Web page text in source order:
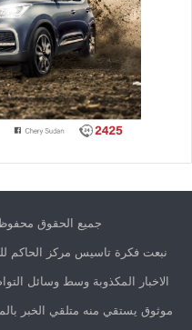
جميع الحقوق محفوظة
نبعت فكرة تاسيس مركز الحاكم
الاخبار المكذوبة وسط وسائل
موثوق يستقي منه متلقي الخبر